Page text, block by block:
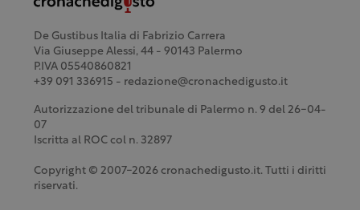
De Gustibus Italia di Fabrizio Carrera
Via Giuseppe Alessi, 44 - 90143 Palermo
P.IVA 05540860821
+39 091 336915 - redazione@cronachedigusto.it
Autorizzazione del tribunale di Palermo n. 9 del 26-04-
07
Iscritta al ROC col n. 32897
Copyright © 2007-2026 cronachedigusto.it. Tutti i diritti
riservati.